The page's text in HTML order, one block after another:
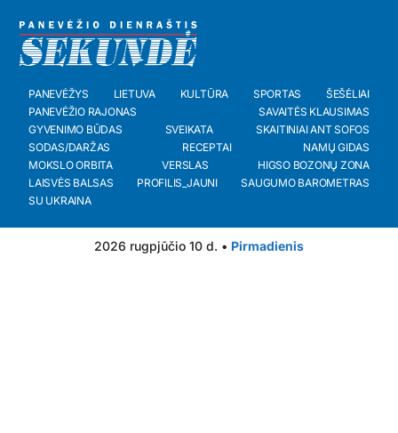
PANEVĖŽYS LIETUVA KULTŪRA SPORTAS
ŠEŠĖLIAI
PANEVĖŽIO RAJONAS
SAVAITĖS KLAUSIMAS
GYVENIMO BŪDAS
SVEIKATA
SKAITINIAI ANT SOFOS
SODAS/DARŽAS
RECEPTAI
NAMŲ GIDAS
MOKSLO ORBITA
VERSLAS
HIGSO BOZONŲ ZONA
LAISVĖS BALSAS
PROFILIS_JAUNI
SAUGUMO BAROMETRAS
SU UKRAINA
2026 rugpjūčio 10 d. • Pirmadienis